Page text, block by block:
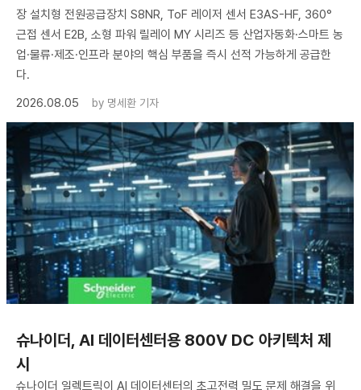
장 설치형 전원공급장치 S8NR, ToF 레이저 센서 E3AS-HF, 360°
근접 센서 E2B, 소형 파워 릴레이 MY 시리즈 등 산업자동화·스마트 농
업·물류·제조·인프라 분야의 핵심 부품을 즉시 선적 가능하게 공급한
다.
2026.08.05
by 명세환 기자
슈나이더, AI 데이터센터용 800V DC 아키텍처 제
시
슈나이더 일렉트릭이 AI 데이터센터의 초고전력 밀도 문제 해결을 위